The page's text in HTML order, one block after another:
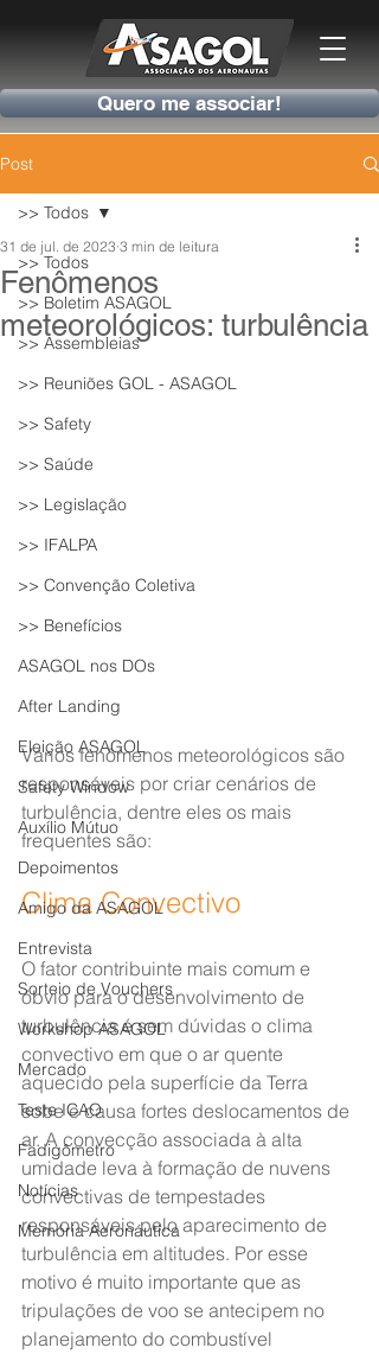
Quero me associar!
Post
>> Todos
>> Boletim ASAGOL
>> Assembleias
>> Reuniões GOL - ASAGOL
>> Safety
>> Saúde
>> Legislação
>> IFALPA
>> Convenção Coletiva
>> Benefícios
ASAGOL nos DOs
After Landing
Eleição ASAGOL
Safety Window
Auxílio Mútuo
Depoimentos
Amigo da ASAGOL
Entrevista
Sorteio de Vouchers
Workshop ASAGOL
Mercado
Teste ICAO
Fadigômetro
Notícias
Memória Aeronáutica
>> Todos
Fenômenos
meteorológicos: turbulência
31 de jul. de 2023 3 min de leitura
Vários fenômenos meteorológicos são
responsáveis por criar cenários de
turbulência, dentre eles os mais
frequentes são:
Clima Convectivo
O fator contribuinte mais comum e
óbvio para o desenvolvimento de
turbulência é sem dúvidas o clima
convectivo em que o ar quente
aquecido pela superfície da Terra
sobe e causa fortes deslocamentos de
ar. A convecção associada à alta
umidade leva à formação de nuvens
convectivas de tempestades
responsáveis pelo aparecimento de
turbulência em altitudes. Por esse
motivo é muito importante que as
tripulações de voo se antecipem no
planejamento do combustível